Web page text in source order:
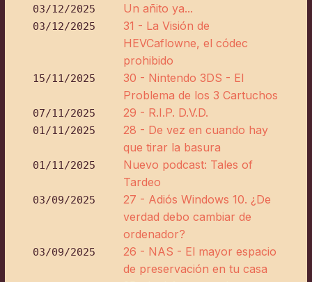
03/12/2025 Un añito ya...
03/12/2025
31 - La Visión de
HEVCaflowne, el códec
prohibido
15/11/2025
30 - Nintendo 3DS - El
Problema de los 3 Cartuchos
07/11/2025 29 - R.I.P. D.V.D.
01/11/2025
28 - De vez en cuando hay
que tirar la basura
01/11/2025
Nuevo podcast: Tales of
Tardeo
03/09/2025
27 - Adiós Windows 10. ¿De
verdad debo cambiar de
ordenador?
03/09/2025
26 - NAS - El mayor espacio
de preservación en tu casa